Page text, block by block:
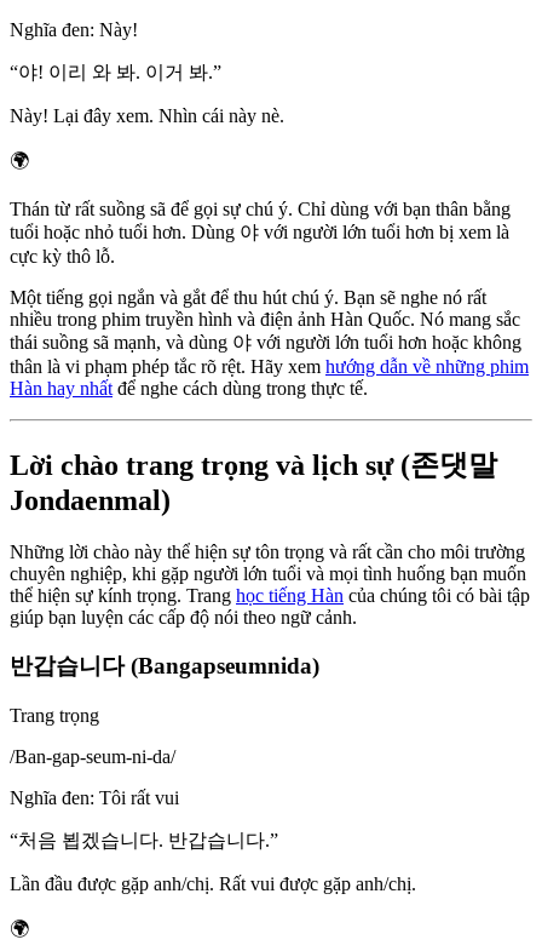
Nghĩa đen: Này!
“야! 이리 와 봐. 이거 봐.”
Này! Lại đây xem. Nhìn cái này nè.
🌍
Thán từ rất suồng sã để gọi sự chú ý. Chỉ dùng với bạn thân bằng
tuổi hoặc nhỏ tuổi hơn. Dùng 야 với người lớn tuổi hơn bị xem là
cực kỳ thô lỗ.
Một tiếng gọi ngắn và gắt để thu hút chú ý. Bạn sẽ nghe nó rất
nhiều trong phim truyền hình và điện ảnh Hàn Quốc. Nó mang sắc
thái suồng sã mạnh, và dùng 야 với người lớn tuổi hơn hoặc không
thân là vi phạm phép tắc rõ rệt. Hãy xem hướng dẫn về những phim
Hàn hay nhất để nghe cách dùng trong thực tế.
Lời chào trang trọng và lịch sự (존댓말
Jondaenmal)
Những lời chào này thể hiện sự tôn trọng và rất cần cho môi trường
chuyên nghiệp, khi gặp người lớn tuổi và mọi tình huống bạn muốn
thể hiện sự kính trọng. Trang học tiếng Hàn của chúng tôi có bài tập
giúp bạn luyện các cấp độ nói theo ngữ cảnh.
반갑습니다 (Bangapseumnida)
Trang trọng
/Ban-gap-seum-ni-da/
Nghĩa đen: Tôi rất vui
“처음 뵙겠습니다. 반갑습니다.”
Lần đầu được gặp anh/chị. Rất vui được gặp anh/chị.
🌍